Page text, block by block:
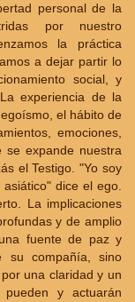
personal de la
por nuestro
la práctica
a dejar partir lo
social, y
experiencia de la
el hábito de
emociones,
se expande nuestra
el Testigo. "Yo soy
dice el ego.
La implicaciones
y de amplio
fuente de paz y
su compañía, sino
una claridad y un
pueden y actuarán